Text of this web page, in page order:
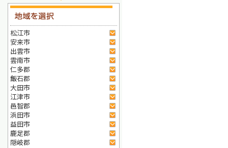
松江市
安来市
出雲市
雲南市
仁多郡
飯石郡
大田市
江津市
邑智郡
浜田市
益田市
鹿足郡
隠岐郡